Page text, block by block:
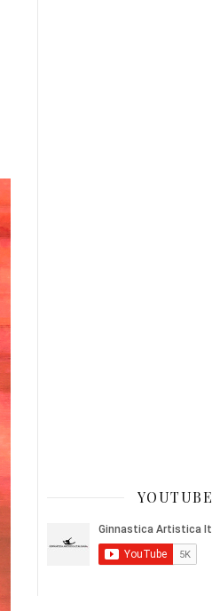
YOUTUBE